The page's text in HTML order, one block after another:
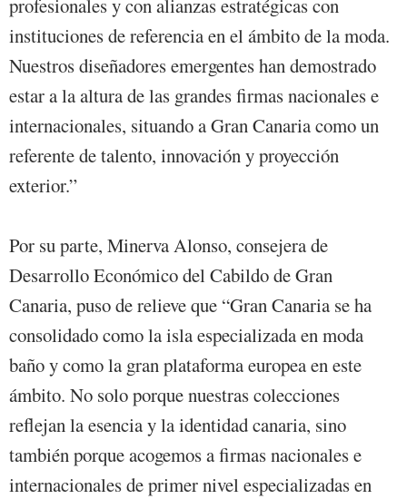
profesionales y con alianzas estratégicas con
instituciones de referencia en el ámbito de la moda.
Nuestros diseñadores emergentes han demostrado
estar a la altura de las grandes firmas nacionales e
internacionales, situando a Gran Canaria como un
referente de talento, innovación y proyección
exterior.”
Por su parte, Minerva Alonso, consejera de
Desarrollo Económico del Cabildo de Gran
Canaria, puso de relieve que “Gran Canaria se ha
consolidado como la isla especializada en moda
baño y como la gran plataforma europea en este
ámbito. No solo porque nuestras colecciones
reflejan la esencia y la identidad canaria, sino
también porque acogemos a firmas nacionales e
internacionales de primer nivel especializadas en